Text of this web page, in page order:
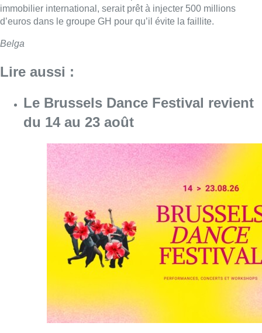
immobilier international, serait prêt à injecter 500 millions
d’euros dans le groupe GH pour qu’il évite la faillite.
Belga
Lire aussi :
Le Brussels Dance Festival revient
du 14 au 23 août